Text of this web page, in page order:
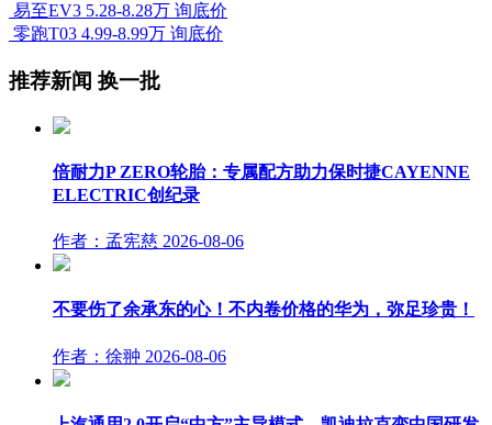
易至EV3 5.28-8.28万 询底价
零跑T03 4.99-8.99万 询底价
推荐新闻 换一批
倍耐力P ZERO轮胎：专属配方助力保时捷CAYENNE
ELECTRIC创纪录
作者：孟宪慈 2026-08-06
不要伤了余承东的心！不内卷价格的华为，弥足珍贵！
作者：徐翀 2026-08-06